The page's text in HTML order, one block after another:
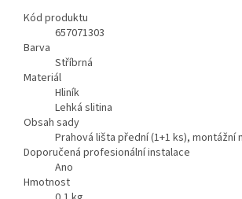
Kód produktu
657071303
Barva
Stříbrná
Materiál
Hliník
Lehká slitina
Obsah sady
Prahová lišta přední (1+1 ks), montážní
Doporučená profesionální instalace
Ano
Hmotnost